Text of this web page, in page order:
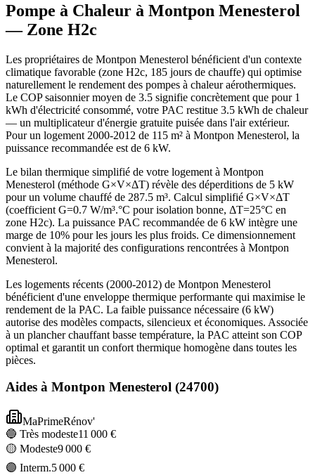
Pompe à Chaleur à Montpon Menesterol
— Zone H2c
Les propriétaires de Montpon Menesterol bénéficient d'un contexte
climatique favorable (zone H2c, 185 jours de chauffe) qui optimise
naturellement le rendement des pompes à chaleur aérothermiques.
Le COP saisonnier moyen de 3.5 signifie concrètement que pour 1
kWh d'électricité consommé, votre PAC restitue 3.5 kWh de chaleur
— un multiplicateur d'énergie gratuite puisée dans l'air extérieur.
Pour un logement 2000-2012 de 115 m² à Montpon Menesterol, la
puissance recommandée est de 6 kW.
Le bilan thermique simplifié de votre logement à Montpon
Menesterol (méthode G×V×ΔT) révèle des déperditions de 5 kW
pour un volume chauffé de 287.5 m³. Calcul simplifié G×V×ΔT
(coefficient G=0.7 W/m³.°C pour isolation bonne, ΔT=25°C en
zone H2c). La puissance PAC recommandée de 6 kW intègre une
marge de 10% pour les jours les plus froids. Ce dimensionnement
convient à la majorité des configurations rencontrées à Montpon
Menesterol.
Les logements récents (2000-2012) de Montpon Menesterol
bénéficient d'une enveloppe thermique performante qui maximise le
rendement de la PAC. La faible puissance nécessaire (6 kW)
autorise des modèles compacts, silencieux et économiques. Associée
à un plancher chauffant basse température, la PAC atteint son COP
optimal et garantit un confort thermique homogène dans toutes les
pièces.
Aides à Montpon Menesterol (24700)
MaPrimeRénov'
🔵 Très modeste11 000 €
🟡 Modeste9 000 €
🟣 Interm.5 000 €